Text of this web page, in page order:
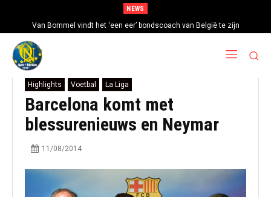
NEWS
Van Bommel vindt het ‘een eer’ bondscoach van België te zijn
Highlights Voetbal La Liga
Barcelona komt met
blessurenieuws en Neymar
11/08/2014